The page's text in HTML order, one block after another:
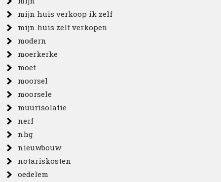
mijn huis verkoop ik zelf
mijn huis zelf verkopen
modern
moerkerke
moet
moorsel
moorsele
muurisolatie
nerf
nhg
nieuwbouw
notariskosten
oedelem